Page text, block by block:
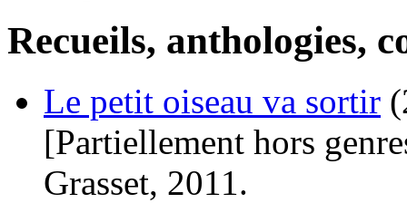
Recueils, anthologies,
Le petit oiseau va sortir
[Partiellement hors
Grasset, 2011.